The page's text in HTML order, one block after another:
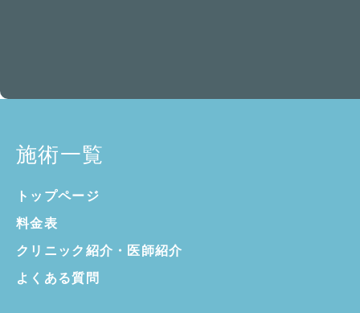
施術一覧
トップページ
料金表
クリニック紹介・ 医師紹介
よくある質問